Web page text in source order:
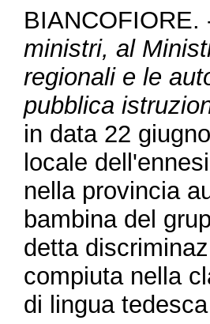
ministri, al
regionali e le
pubblica
in data 22
locale
nella provincia
bambina del
detta
compiuta nella
di lingua tedesca